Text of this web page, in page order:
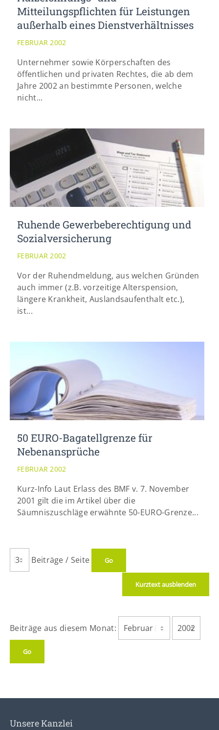
Mitteilungspflichten für Leistungen
außerhalb eines Dienstverhältnisses
FEBRUAR 2002
Unternehmer sowie Körperschaften des
öffentlichen und privaten Rechtes, die ab dem
Jahre 2002 an bestimmte Personen, welche
nicht...
Ruhende Gewerbeberechtigung und
Sozialversicherung
FEBRUAR 2002
Vor der Ruhendmeldung, aus welchen Gründen
auch immer (z.B. vorzeitige Alterspension,
längere Krankheit, Auslandsaufenthalt etc.),
ist...
50 EURO-Bagatellgrenze für
Nebenansprüche
FEBRUAR 2002
Kurz-Info Laut Erlass des BMF v. 7. November
2001 gilt die im Artikel über die
Säumniszuschläge erwähnte 50-EURO-Grenze...
Beiträge / Seite
Kurztext ausblenden
Beiträge aus diesem Monat:
Unsere Kanzlei